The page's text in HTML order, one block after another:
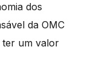
dos
da OMC
ter um valor